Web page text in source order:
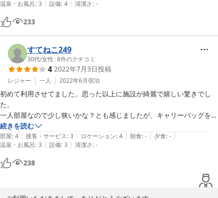
温泉・お風呂: 3 | 設備: 4 | 清潔さ: -
233
すてねこ249
30代/女性 |8件のクチコミ
4 2022年7月3日投稿
レジャー 一人 2022年6月宿泊
初めて利用させてました。思った以上に施設が綺麗で嬉しい驚きでし
た。
一人部屋なので少し狭いかな？とも感じましたが、キャリーバッグを広
げる事も可能だったので十分な広さでした。シャワーも綺麗だったので
使いやすかったです。
夏の宿泊だったので、シャワー室が使用後蒸し暑く、なかなか汗が引か
ないので、その点だけは少し大変でした。簡単な扇風機などがあれば助
続きを読む
部屋: 4 | 接客・サービス: 3 | ロケーション: 4 | 朝食: - | 夕食: - |
温泉・お風呂: 3 | 設備: 3 | 清潔さ: -
238